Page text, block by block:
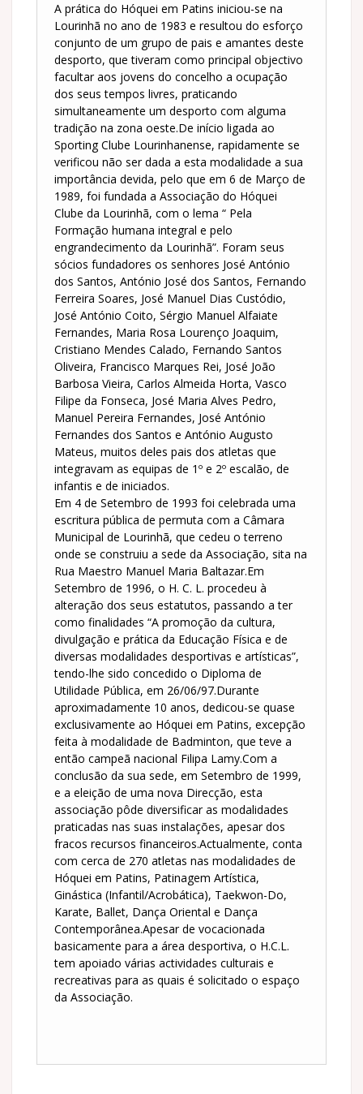
A prática do Hóquei em Patins iniciou-se na
Lourinhã no ano de 1983 e resultou do esforço
conjunto de um grupo de pais e amantes deste
desporto, que tiveram como principal objectivo
facultar aos jovens do concelho a ocupação
dos seus tempos livres, praticando
simultaneamente um desporto com alguma
tradição na zona oeste.De início ligada ao
Sporting Clube Lourinhanense, rapidamente se
verificou não ser dada a esta modalidade a sua
importância devida, pelo que em 6 de Março de
1989, foi fundada a Associação do Hóquei
Clube da Lourinhã, com o lema “ Pela
Formação humana integral e pelo
engrandecimento da Lourinhã”. Foram seus
sócios fundadores os senhores José António
dos Santos, António José dos Santos, Fernando
Ferreira Soares, José Manuel Dias Custódio,
José António Coito, Sérgio Manuel Alfaiate
Fernandes, Maria Rosa Lourenço Joaquim,
Cristiano Mendes Calado, Fernando Santos
Oliveira, Francisco Marques Rei, José João
Barbosa Vieira, Carlos Almeida Horta, Vasco
Filipe da Fonseca, José Maria Alves Pedro,
Manuel Pereira Fernandes, José António
Fernandes dos Santos e António Augusto
Mateus, muitos deles pais dos atletas que
integravam as equipas de 1º e 2º escalão, de
infantis e de iniciados.
Em 4 de Setembro de 1993 foi celebrada uma
escritura pública de permuta com a Câmara
Municipal de Lourinhã, que cedeu o terreno
onde se construiu a sede da Associação, sita na
Rua Maestro Manuel Maria Baltazar.Em
Setembro de 1996, o H. C. L. procedeu à
alteração dos seus estatutos, passando a ter
como finalidades “A promoção da cultura,
divulgação e prática da Educação Física e de
diversas modalidades desportivas e artísticas”,
tendo-lhe sido concedido o Diploma de
Utilidade Pública, em 26/06/97.Durante
aproximadamente 10 anos, dedicou-se quase
exclusivamente ao Hóquei em Patins, excepção
feita à modalidade de Badminton, que teve a
então campeã nacional Filipa Lamy.Com a
conclusão da sua sede, em Setembro de 1999,
e a eleição de uma nova Direcção, esta
associação pôde diversificar as modalidades
praticadas nas suas instalações, apesar dos
fracos recursos financeiros.Actualmente, conta
com cerca de 270 atletas nas modalidades de
Hóquei em Patins, Patinagem Artística,
Ginástica (Infantil/Acrobática), Taekwon-Do,
Karate, Ballet, Dança Oriental e Dança
Contemporânea.Apesar de vocacionada
basicamente para a área desportiva, o H.C.L.
tem apoiado várias actividades culturais e
recreativas para as quais é solicitado o espaço
da Associação.